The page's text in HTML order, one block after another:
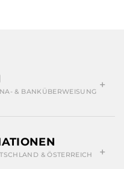
& BANKÜBERWEISUNG
& ÖSTERREICH